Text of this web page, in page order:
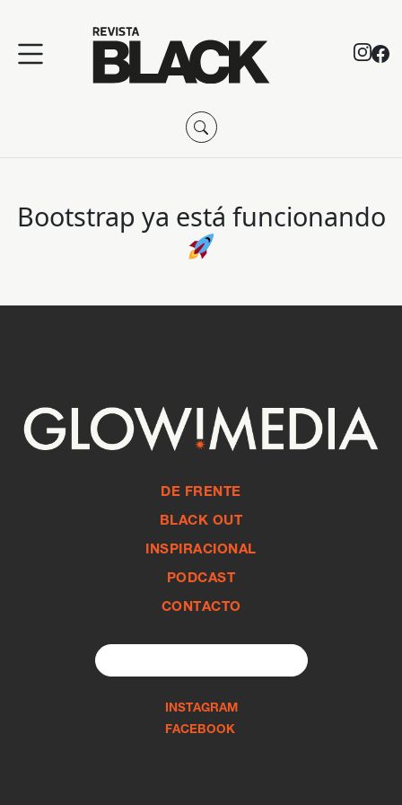
Bootstrap ya está funcionando
DE FRENTE
BLACK OUT
INSPIRACIONAL
PODCAST
CONTACTO
for:
INSTAGRAM
FACEBOOK